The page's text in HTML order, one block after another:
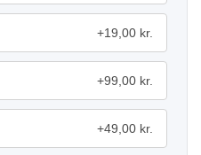
+19,00 kr.
+99,00 kr.
+49,00 kr.